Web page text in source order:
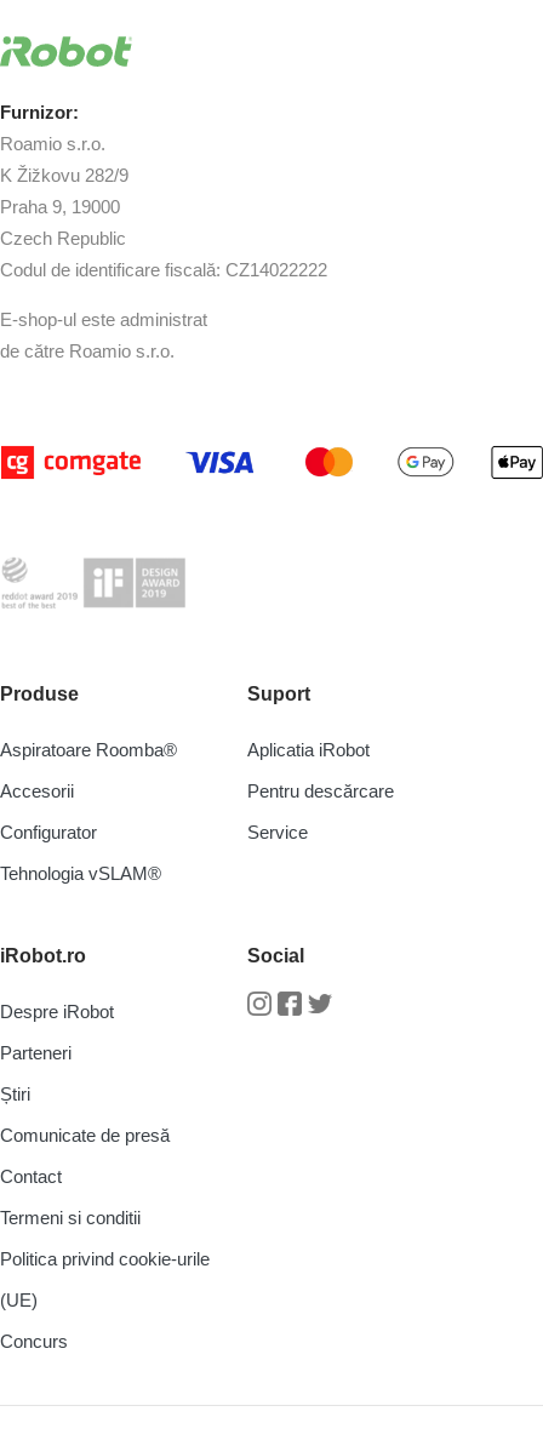
Furnizor:
Roamio s.r.o.
K Žižkovu 282/9
Praha 9, 19000
Czech Republic
Codul de identificare fiscală: CZ14022222
E-shop-ul este administrat
de către Roamio s.r.o.
Produse
Aspiratoare Roomba®
Accesorii
Configurator
Tehnologia vSLAM®
Suport
Aplicatia iRobot
Pentru descărcare
Service
iRobot.ro
Despre iRobot
Parteneri
Știri
Comunicate de presă
Contact
Termeni si conditii
Politica privind cookie-urile
(UE)
Concurs
Social
InstagramFacebook